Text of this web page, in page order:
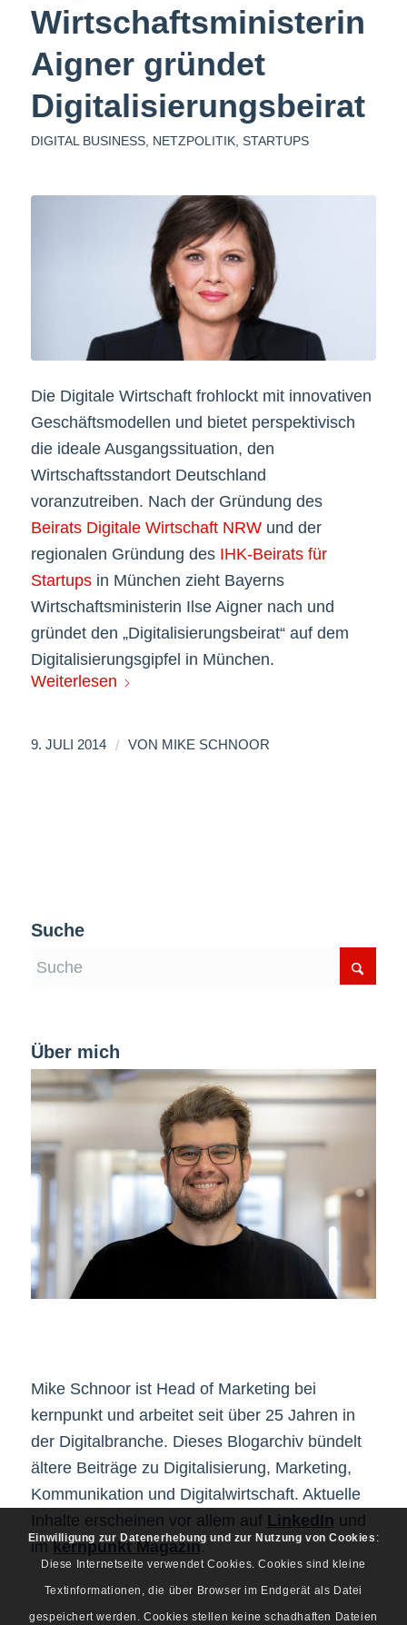
Wirtschaftsministerin
Aigner gründet
Digitalisierungsbeirat
DIGITAL BUSINESS, NETZPOLITIK, STARTUPS
Die Digitale Wirtschaft frohlockt mit innovativen
Geschäftsmodellen und bietet perspektivisch
die ideale Ausgangssituation, den
Wirtschaftsstandort Deutschland
voranzutreiben. Nach der Gründung des
Beirats Digitale Wirtschaft NRWund der
regionalen Gründung des IHK-Beirats für
Startupsin München zieht Bayerns
Wirtschaftsministerin Ilse Aigner nach und
gründet den „Digitalisierungsbeirat“ auf dem
Digitalisierungsgipfel in München.
Weiterlesen
9. JULI 2014 / VON MIKE SCHNOOR
Suche
Über mich
Mike Schnoor ist Head of Marketing bei
kernpunkt und arbeitet seit über 25 Jahren in
der Digitalbranche. Dieses Blogarchiv bündelt
ältere Beiträge zu Digitalisierung, Marketing,
Kommunikation und Digitalwirtschaft. Aktuelle
Inhalte erscheinen vor allem auf LinkedIn und
imkernpunkt Magazin.
Einwilligung zur Datenerhebung und zur Nutzung von Cookies :
Diese Internetseite verwendet Cookies. Cookies sind kleine
Textinformationen, die über Browser im Endgerät als Datei
gespeichert werden. Cookies stellen keine schadhaften Dateien